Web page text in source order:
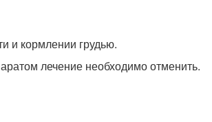
и кормлении грудью.
лечение необходимо отменить.